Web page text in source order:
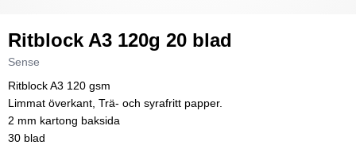
Ritblock A3 120g 20 blad
Sense
Ritblock A3 120 gsm
Limmat överkant, Trä- och syrafritt papper.
2 mm kartong baksida
30 blad